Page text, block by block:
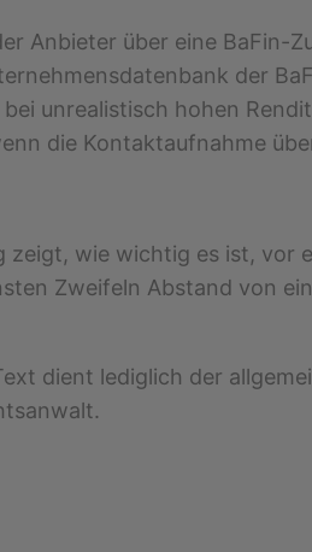
Anbieter über eine BaFin-
der
unrealistisch hohen
die Kontaktaufnahme
zeigt, wie wichtig es ist,
Zweifeln Abstand von
dient lediglich der